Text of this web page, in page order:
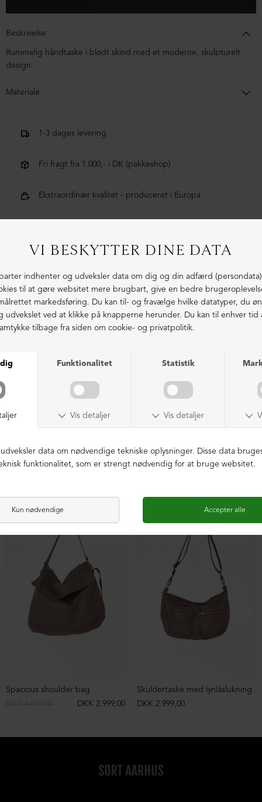
Beskrivelse
Rummelig håndtaske i blødt skind med et moderne, skulpturelt
design.
Materiale
1-3 dages levering
Fri fragt fra 1.000,- i DK (pakkeshop)
Ekstraordinær kvalitet - produceret i Europa
LIGNENDE PRODUKTER
NEDSAT
Rummelig skuldertaske med pels
DKK 2.999,00
DKK 4.799,00
NEDSAT
Rummelig skuldertaske med pels
DKK 2.999,00
DKK 4.799,00
Spacious shoulder bag
DKK 2.999,00
Skuldertaske med lynlåslukning
DKK 2.999,00